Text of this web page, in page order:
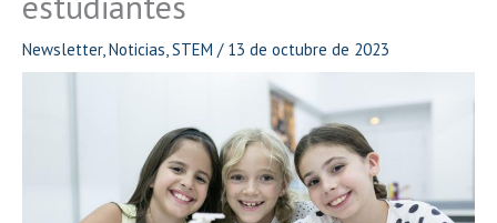
Newsletter,Noticias,STEM / 13 de octubre de 2023